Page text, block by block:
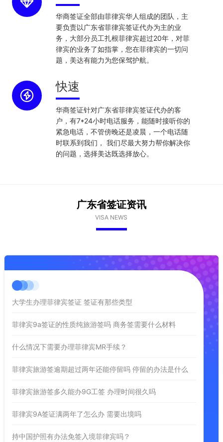
华商签证全部由菲律宾华人组成的团队，主
要负责以广东省菲律宾签证代办为主的业
务，大部分员工扎根菲律宾超过20年，对菲
律宾的业务了如指掌，您在菲律宾的一切问
题，美达有能力为您保驾护航。
快速
华商签证针对广东省菲律宾签证代办的客
户，有7*24小时电话服务，能随时接听你的
紧急电话，不管傍晚还是凌晨，一个电话随
时联系到我们， 我们尽最大努力帮你解决你
的问题，选择美达既选择放心。
广东省签证资讯
VISA NEWS
大学生办理菲律宾签证 签证有那些类型
菲律宾9a签证的性质纯旅游签吗 商务签需要什么材料
什么情况下需要办理菲律宾MR手续？
菲律宾旅游签逾期超过两年还能停留吗 停留的办法是什么
菲律宾旅游签多久能办9G工签 办理时间很久吗
菲律宾9A签证满两年了怎么办 需要出境吗
持中国护照有办法免签入境菲律宾吗？